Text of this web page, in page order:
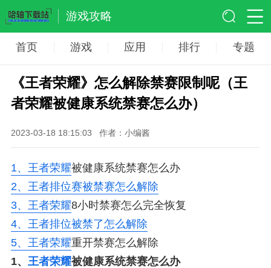
游戏攻略
首页 游戏 应用 排行 专题
《王者荣耀》怎么解除禁赛限制呢（王
者荣耀被健康系统禁赛怎么办）
2023-03-18 18:15:03 作者：小编酱
1、 王者荣耀被健康系统禁赛怎么办
2、 王者排位赛被禁赛怎么解除
3、 王者荣耀8小时禁赛怎么完全恢复
4、 王者排位被禁了怎么解除
5、 王者荣耀重开禁赛怎么解除
1、 王者荣耀被健康系统禁赛怎么办